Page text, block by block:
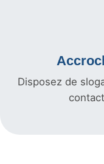
Disposez de